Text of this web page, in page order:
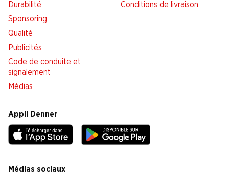
Durabilité
Sponsoring
Qualité
Publicités
Code de conduite et
signalement
Médias
Conditions de livraison
Appli Denner
Médias sociaux